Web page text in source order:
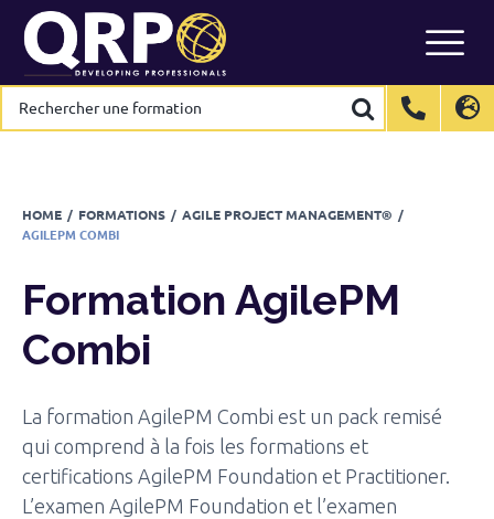
content
International
EN
France
FR
Italy
Luxembourg
EN
FR
ES
Switzerland
Netherlands
NL
Rechercher
une
formation International
EN
France
FR
Italy
Luxembourg
EN
FR
ES
Switzerland
Netherlands
NL
Rechercher
une
formation
HOME / FORMATIONS / AGILE PROJECT MANAGEMENT® /
AGILEPM COMBI
FormationAgilePM Combi
Calendrier
Formation AgilePM
Combi
La formation AgilePM Combi est un pack remisé
qui comprend à la fois les formations et
certifications AgilePM Foundation et Practitioner.
L’examen AgilePM Foundation et l’examen